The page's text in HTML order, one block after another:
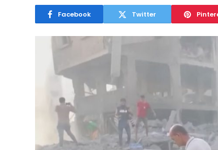
Facebook Twitter